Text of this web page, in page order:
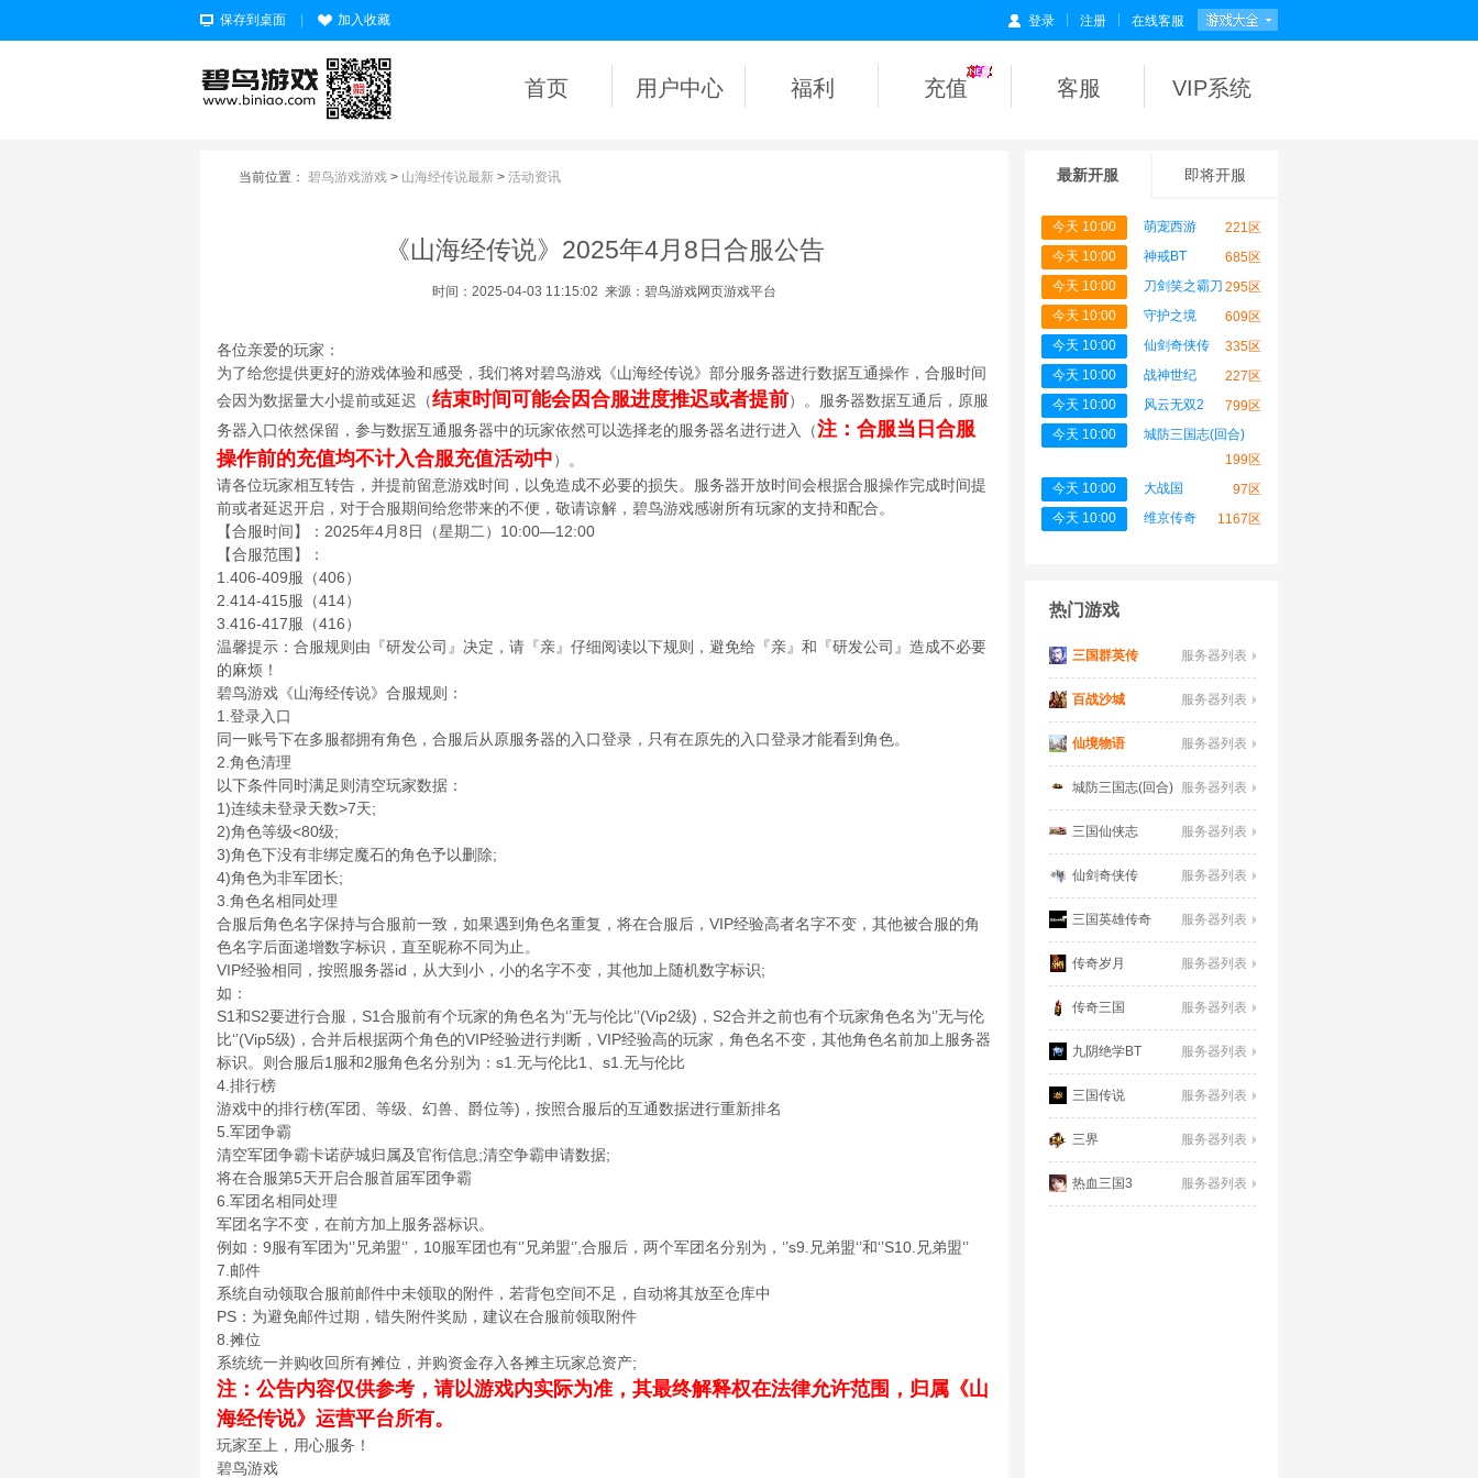
保存到桌面 加入收藏 登录 注册 在线客服
首页 用户中心 福利 充值 客服 VIP系统
当前位置： 碧鸟游戏游戏 > 山海经传说最新 > 活动资讯
《山海经传说》2025年4月8日合服公告
时间：2025-04-03 11:15:02 来源：碧鸟游戏网页游戏平台
各位亲爱的玩家：
为了给您提供更好的游戏体验和感受，我们将对碧鸟游戏《山海经传说》部分服务器进行数据互通操作，合服时间
会因为数据量大小提前或延迟（结束时间可能会因合服进度推迟或者提前）。服务器数据互通后，原服
务器入口依然保留，参与数据互通服务器中的玩家依然可以选择老的服务器名进行进入（注：合服当日合服
操作前的充值均不计入合服充值活动中）。
请各位玩家相互转告，并提前留意游戏时间，以免造成不必要的损失。服务器开放时间会根据合服操作完成时间提
前或者延迟开启，对于合服期间给您带来的不便，敬请谅解，碧鸟游戏感谢所有玩家的支持和配合。
【合服时间】：2025年4月8日（星期二）10:00—12:00
【合服范围】：
1.406-409服（406）
2.414-415服（414）
3.416-417服（416）
温馨提示：合服规则由『研发公司』决定，请『亲』仔细阅读以下规则，避免给『亲』和『研发公司』造成不必要
的麻烦！
碧鸟游戏《山海经传说》合服规则：
1.登录入口
同一账号下在多服都拥有角色，合服后从原服务器的入口登录，只有在原先的入口登录才能看到角色。
2.角色清理
以下条件同时满足则清空玩家数据：
1)连续未登录天数>7天;
2)角色等级<80级;
3)角色下没有非绑定魔石的角色予以删除;
4)角色为非军团长;
3.角色名相同处理
合服后角色名字保持与合服前一致，如果遇到角色名重复，将在合服后，VIP经验高者名字不变，其他被合服的角
色名字后面递增数字标识，直至昵称不同为止。
VIP经验相同，按照服务器id，从大到小，小的名字不变，其他加上随机数字标识;
如：
S1和S2要进行合服，S1合服前有个玩家的角色名为‘’无与伦比‘’(Vip2级)，S2合并之前也有个玩家角色名为‘’无与伦
比‘’(Vip5级)，合并后根据两个角色的VIP经验进行判断，VIP经验高的玩家，角色名不变，其他角色名前加上服务器
标识。则合服后1服和2服角色名分别为：s1.无与伦比1、s1.无与伦比
4.排行榜
游戏中的排行榜(军团、等级、幻兽、爵位等)，按照合服后的互通数据进行重新排名
5.军团争霸
清空军团争霸卡诺萨城归属及官衔信息;清空争霸申请数据;
将在合服第5天开启合服首届军团争霸
6.军团名相同处理
军团名字不变，在前方加上服务器标识。
例如：9服有军团为‘’兄弟盟‘’，10服军团也有‘’兄弟盟‘’,合服后，两个军团名分别为，‘’s9.兄弟盟‘’和‘’S10.兄弟盟‘’
7.邮件
系统自动领取合服前邮件中未领取的附件，若背包空间不足，自动将其放至仓库中
PS：为避免邮件过期，错失附件奖励，建议在合服前领取附件
8.摊位
系统统一并购收回所有摊位，并购资金存入各摊主玩家总资产;
注：公告内容仅供参考，请以游戏内实际为准，其最终解释权在法律允许范围，归属《山
海经传说》运营平台所有。
玩家至上，用心服务！
碧鸟游戏
最新开服 即将开服
今天 10:00 萌宠西游
221区
今天 10:00
神戒BT
685区
今天 10:00
刀剑笑之霸刀 295区
今天 10:00
守护之境
609区
今天 10:00
仙剑奇侠传
335区
今天 10:00
战神世纪
227区
今天 10:00
风云无双2
799区
今天 10:00
城防三国志(回合)
199区
今天 10:00
大战国
97区
今天 10:00
维京传奇 1167区
热门游戏
服务器列表
三国群英传
服务器列表
百战沙城
服务器列表
仙境物语
服务器列表
城防三国志(回合)
服务器列表
三国仙侠志
服务器列表
仙剑奇侠传
服务器列表
三国英雄传奇
服务器列表
传奇岁月
服务器列表
传奇三国
服务器列表
九阴绝学BT
服务器列表
三国传说
服务器列表
三界
服务器列表
热血三国3